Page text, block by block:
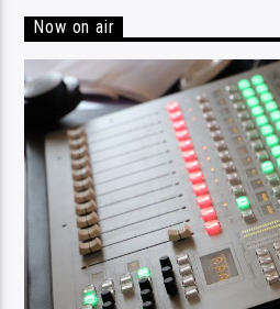
Now on air